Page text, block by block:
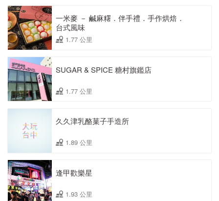
一米麥 － 鹹麻糬．伴手禮．手作烘焙．
台式風味
1.77 公里
SUGAR & SPICE 糖村旗鑑店
1.77 公里
久久津乳酪菓子手造所
1.89 公里
逢甲歡樂星
1.93 公里